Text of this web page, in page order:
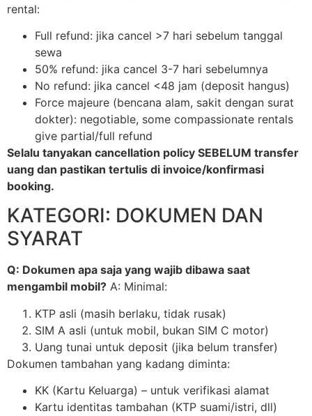
rental:
Full refund: jika cancel >7 hari sebelum tanggal
sewa
50% refund: jika cancel 3-7 hari sebelumnya
No refund: jika cancel <48 jam (deposit hangus)
Force majeure (bencana alam, sakit dengan surat
dokter): negotiable, some compassionate rentals
give partial/full refund
Selalu tanyakan cancellation policy SEBELUM transfer
uang dan pastikan tertulis di invoice/konfirmasi
booking.
KATEGORI: DOKUMEN DAN
SYARAT
Q: Dokumen apa saja yang wajib dibawa saat
mengambil mobil? A: Minimal:
KTP asli (masih berlaku, tidak rusak)
SIM A asli (untuk mobil, bukan SIM C motor)
Uang tunai untuk deposit (jika belum transfer)
Dokumen tambahan yang kadang diminta:
KK (Kartu Keluarga) – untuk verifikasi alamat
Kartu identitas tambahan (KTP suami/istri, dll)